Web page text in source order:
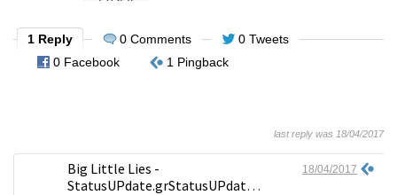
1 Reply 0 Comments
0 Tweets
0 Facebook
1 Pingback
last reply was 18/04/2017
Big Little Lies -
StatusUPdate.grStatusUPdate.gr
18/04/2017